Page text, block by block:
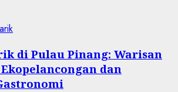
di Pulau Pinang: Warisan
dan